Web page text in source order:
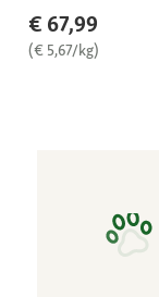
€ 67,99
(€ 5,67/kg)